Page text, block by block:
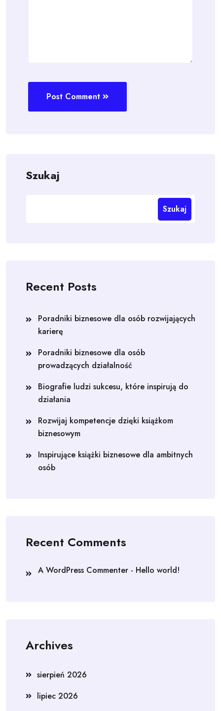
Post Comment
Szukaj
Szukaj
Recent Posts
Poradniki biznesowe dla osób rozwijających
karierę
Poradniki biznesowe dla osób
prowadzących działalność
Biografie ludzi sukcesu, które inspirują do
działania
Rozwijaj kompetencje dzięki książkom
biznesowym
Inspirujące książki biznesowe dla ambitnych
osób
Recent Comments
A WordPress Commenter - Hello world!
Archives
sierpień 2026
lipiec 2026